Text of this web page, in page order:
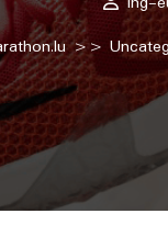
>>